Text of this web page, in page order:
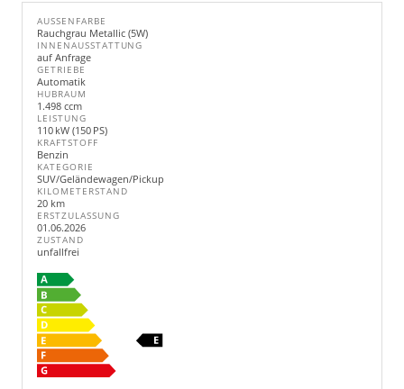
AUSSENFARBE
Rauchgrau Metallic (5W)
INNENAUSSTATTUNG
auf Anfrage
GETRIEBE
Automatik
HUBRAUM
1.498 ccm
LEISTUNG
110 kW (150 PS)
KRAFTSTOFF
Benzin
KATEGORIE
SUV/Geländewagen/Pickup
KILOMETERSTAND
20 km
ERSTZULASSUNG
01.06.2026
ZUSTAND
unfallfrei